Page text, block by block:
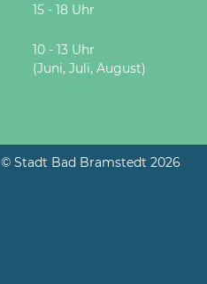
15 - 18 Uhr
10 - 13 Uhr
(Juni, Juli, August)
© Stadt Bad Bramstedt 2026